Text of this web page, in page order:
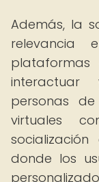
Además, la
relevancia
personas
virtuales
donde los